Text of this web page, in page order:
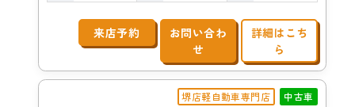
来店予約
お問い合わ
せ
詳細はこち
ら
堺店軽自動車専門店 中古車